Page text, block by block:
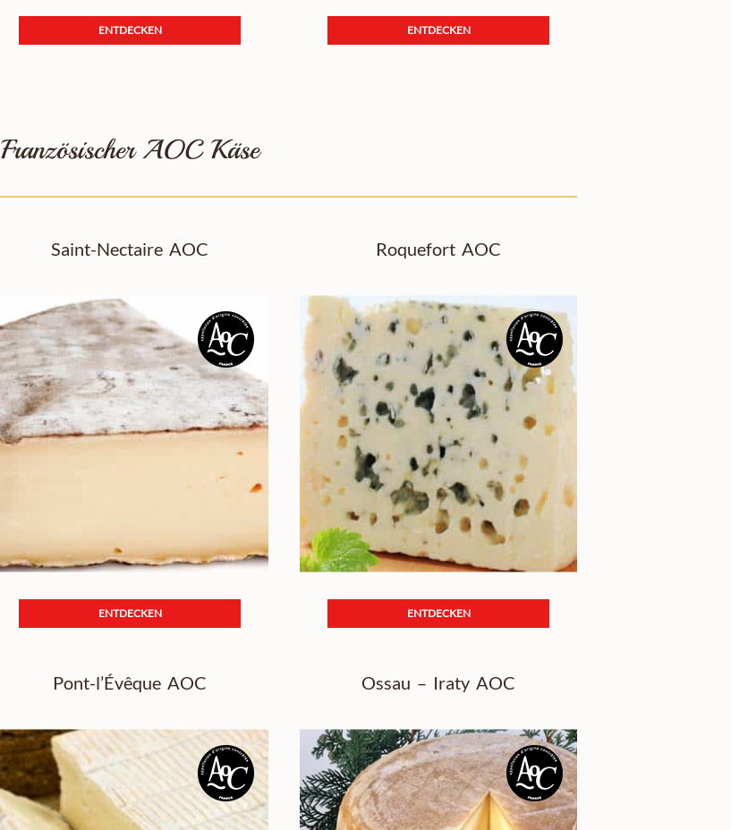
ENTDECKEN ENTDECKEN
Französischer AOC Käse
Saint-Nectaire AOC
ENTDECKEN
Roquefort AOC
ENTDECKEN
Pont-l’Évêque AOC Ossau – Iraty AOC